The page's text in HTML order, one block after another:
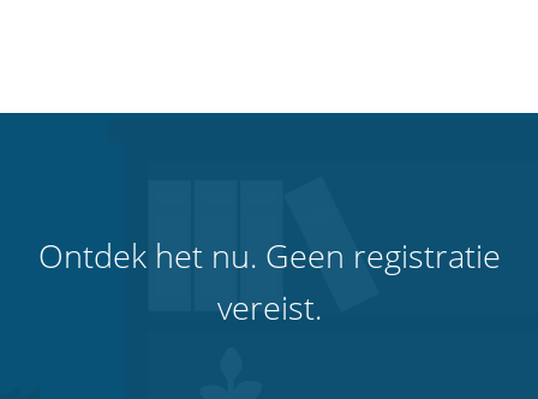
Ontdek het nu. Geen registratie
vereist.